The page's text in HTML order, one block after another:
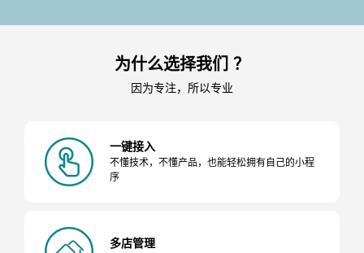
为什么选择我们 ？
因为专注，所以专业
一键接入
不懂技术，不懂产品，也能轻松拥有自己的小程
序
多店管理